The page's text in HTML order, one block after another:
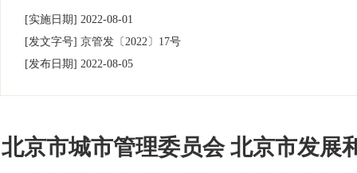
[实施日期] 2022-08-01
[发文字号] 京管发 〔2022〕 17号
[发布日期] 2022-08-05
北京市城市管理委员会 北京市发展